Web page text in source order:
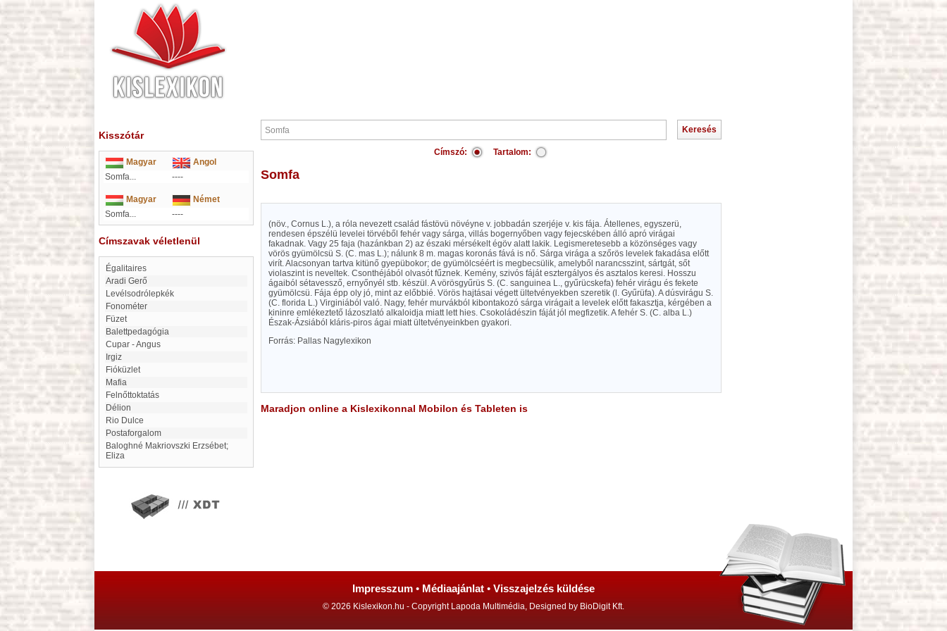
Kisszótár
Magyar
Angol
Somfa...
----
Magyar
Német
Somfa...
----
Címszavak véletlenül
Égalitaires
Aradi Gerő
Levélsodrólepkék
fonométer
Füzet
Balettpedagógia
Cupar - Angus
Irgiz
Fióküzlet
Mafia
Felnőttoktatás
Délion
Rio Dulce
Postaforgalom
Baloghné Makriovszki Erzsébet;
Eliza
Címszó: Tartalom:
Somfa
(növ., Cornus L.), a róla nevezett család fástövü növéyne v. jobbadán szerjéje v. kis fája. Átellenes, egyszerü,
rendesen épszélü levelei törvéből fehér vagy sárga, villás bogernyőben vagy fejecskében álló apró virágai
fakadnak. Vagy 25 faja (hazánkban 2) az északi mérsékelt égöv alatt lakik. Legismeretesebb a közönséges vagy
vörös gyümölcsü S. (C. mas L.); nálunk 8 m. magas koronás fává is nő. Sárga virága a szőrös levelek fakadása előtt
virít. Alacsonyan tartva kitünő gyepübokor; de gyümölcséért is megbecsülik, amelyből narancsszint, sártgát, sőt
violaszint is neveltek. Csonthéjából olvasót fűznek. Kemény, szivós fáját esztergályos és asztalos keresi. Hosszu
ágaiból sétavessző, ernyőnyél stb. készül. A vörösgyűrüs S. (C. sanguinea L., gyűrücskefa) fehér virágu és fekete
gyümölcsü. Fája épp oly jó, mint az előbbié. Vörös hajtásai végett ültetvényekben szeretik (l. Gyűrüfa). A dúsvirágu S.
(C. florida L.) Virginiából való. Nagy, fehér murvákból kibontakozó sárga virágait a levelek előtt fakasztja, kérgében a
kininre emlékeztető lázoszlató alkaloidja miatt lett hies. Csokoládészin fáját jól megfizetik. A fehér S. (C. alba L.)
Észak-Ázsiából kláris-piros ágai miatt ültetvényeinkben gyakori.
Forrás: Pallas Nagylexikon
Maradjon online a Kislexikonnal Mobilon és Tableten is
Impresszum • Médiaajánlat • Visszajelzés küldése
© 2026 Kislexikon.hu - Copyright Lapoda Multimédia, Designed by BioDigit Kft.